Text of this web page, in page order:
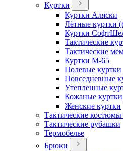
Куртки
Куртки Аляски
Лётные куртки
Куртки
Тактические
Тактические
Куртки М-65
Полевые куртки
Повседневные
Утепленные
Кожаные куртки
Женские куртки
Тактические
Тактические рубашки
Термобелье
Брюки